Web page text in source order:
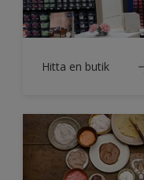
Hitta en butik